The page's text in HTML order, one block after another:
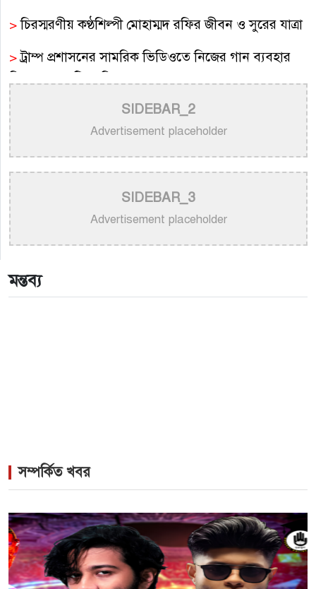
>চিরস্মরণীয় কণ্ঠশিল্পী মোহাম্মদ রফির জীবন ও সুরের যাত্রা
>ট্রাম্প প্রশাসনের সামরিক ভিডিওতে নিজের গান ব্যবহার
>
নতুন করে ভাইরাল ‘আজ কেন মন উদাসী হয়ে’ গানের
পেছনের গল্প
>
বাংলাদেশ বেতারে সুরকার ও সংগীত পরিচালক হিসেবে
তালিকাভুক্ত হলেন ৯২ শিল্পী
>একই দিনে জন্ম, সুরের টানে বাঁধা পড়া বাংলা গানের অমর
জুটি
SIDEBAR_2
Advertisement placeholder
SIDEBAR_3
Advertisement placeholder
মন্তব্য
সম্পর্কিত খবর